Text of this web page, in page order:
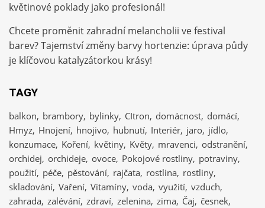
květinové poklady jako profesionál!
Chcete proměnit zahradní melancholii ve festival
barev? Tajemství změny barvy hortenzie: úprava půdy
je klíčovou katalyzátorkou krásy!
TAGY
balkon brambory bylinky CItron domácnost domácí
Hmyz Hnojení hnojivo hubnutí Interiér jaro jídlo
konzumace Koření květiny Květy mravenci odstranění
orchidej orchideje ovoce Pokojové rostliny potraviny
použití péče pěstování rajčata rostlina rostliny
skladování Vaření Vitamíny voda využití vzduch
zahrada zalévání zdraví zelenina zima Čaj česnek